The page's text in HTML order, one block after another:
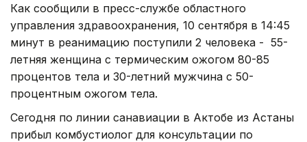
Как сообщили в пресс-службе областного
управления здравоохранения, 10 сентября в 14:45
минут в реанимацию поступили 2 человека - 55-
летняя женщина с термическим ожогом 80-85
процентов тела и 30-летний мужчина с 50-
процентным ожогом тела.
Сегодня по линии санавиации в Актобе из Астаны
прибыл комбустиолог для консультации по